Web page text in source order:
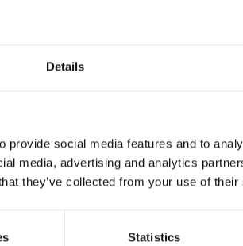
Details
provide social media features and to
media, advertising and analytics
they’ve collected from your use of
Statistics